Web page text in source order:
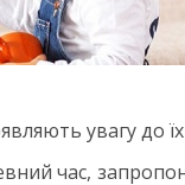
увагу до
час,